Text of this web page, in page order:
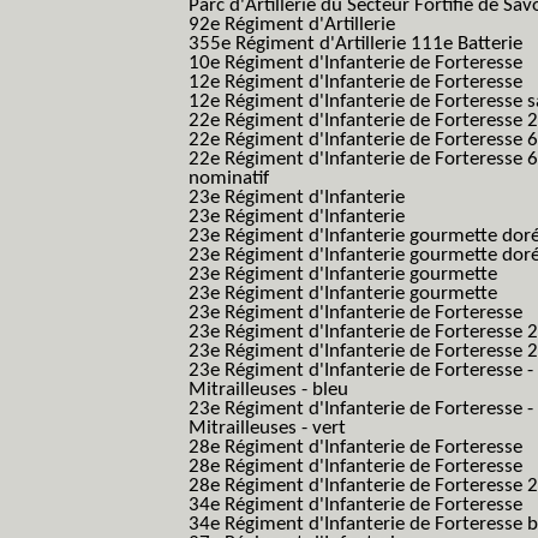
Parc d'Artillerie du Secteur Fortifié de
92e Régiment d'Artillerie
355e Régiment d'Artillerie 111e Batterie
10e Régiment d'Infanterie de Forteresse
12e Régiment d'Infanterie de Forteresse
12e Régiment d'Infanterie de Forteresse
22e Régiment d'Infanterie de Forteresse
22e Régiment d'Infanterie de Forteresse
22e Régiment d'Infanterie de Forteresse
nominatif
23e Régiment d'Infanterie
23e Régiment d'Infanterie
23e Régiment d'Infanterie gourmette
23e Régiment d'Infanterie gourmette
23e Régiment d'Infanterie gourmette
23e Régiment d'Infanterie gourmette
23e Régiment d'Infanterie de Forteresse
23e Régiment d'Infanterie de Forteresse
23e Régiment d'Infanterie de Forteresse
23e Régiment d'Infanterie de Forteresse
Mitrailleuses - bleu
23e Régiment d'Infanterie de Forteresse
Mitrailleuses - vert
28e Régiment d'Infanterie de Forteresse
28e Régiment d'Infanterie de Forteresse
28e Régiment d'Infanterie de Forteresse
34e Régiment d'Infanterie de Forteresse
34e Régiment d'Infanterie de Forteresse